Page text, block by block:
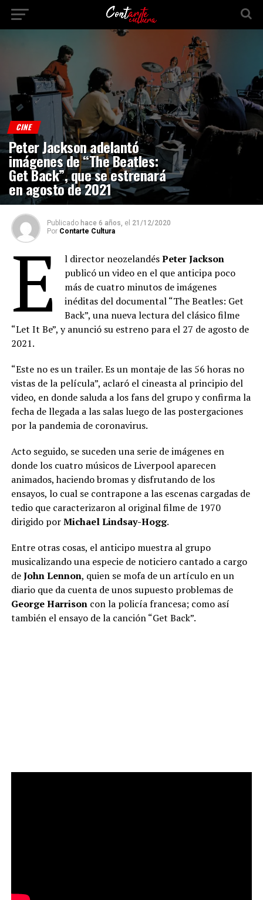
CINE
Peter Jackson adelantó
imágenes de “The Beatles:
Get Back”, que se estrenará
en agosto de 2021
Publicado hace 6 años, el 21/12/2020
Por Contarte Cultura
E l director neozelandésPeter Jackson
publicó un video en el que anticipa poco
más de cuatro minutos de imágenes
inéditas del documental “The Beatles: Get
Back”, una nueva lectura del clásico filme
“Let It Be”, y anunció su estreno para el 27 de agosto de
2021.
“Este no es un trailer. Es un montaje de las 56 horas no
vistas de la película”, aclaró el cineasta al principio del
video, en donde saluda a los fans del grupo y confirma la
fecha de llegada a las salas luego de las postergaciones
por la pandemia de coronavirus.
Acto seguido, se suceden una serie de imágenes en
donde los cuatro músicos de Liverpool aparecen
animados, haciendo bromas y disfrutando de los
ensayos, lo cual se contrapone a las escenas cargadas de
tedio que caracterizaron al original filme de 1970
dirigido porMichael Lindsay-Hogg.
Entre otras cosas, el anticipo muestra al grupo
musicalizando una especie de noticiero cantado a cargo
deJohn Lennon, quien se mofa de un artículo en un
diario que da cuenta de unos supuesto problemas de
George Harrisoncon la policía francesa; como así
también el ensayo de la canción “Get Back”.